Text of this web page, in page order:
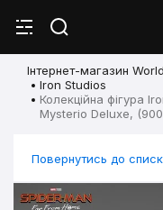
Інтернет-магазин
Iron Studios
Колекційна фігура
Mysterio Deluxe,
Повернутись до